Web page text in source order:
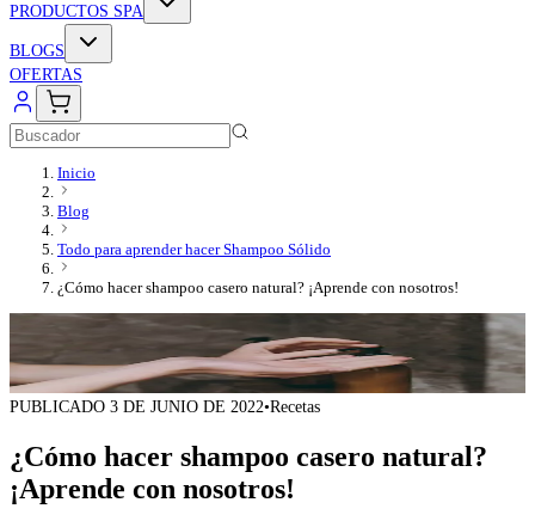
PRODUCTOS SPA
BLOGS
OFERTAS
Inicio
Blog
Todo para aprender hacer Shampoo Sólido
¿Cómo hacer shampoo casero natural? ¡Aprende con nosotros!
PUBLICADO 3 DE JUNIO DE 2022•Recetas
¿Cómo hacer shampoo casero natural?
¡Aprende con nosotros!